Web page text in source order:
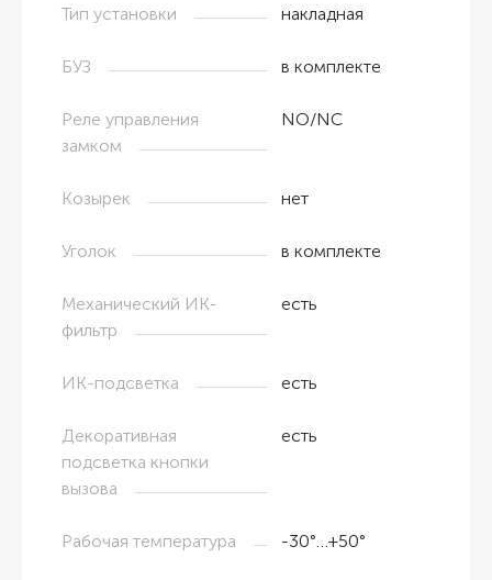
Тип установки накладная
БУЗ в комплекте
Реле управления
замком
NO/NC
Козырек нет
Уголок в комплекте
Механический ИК-
фильтр
есть
ИК-подсветка есть
Декоративная
подсветка кнопки
вызова
есть
Рабочая температура -30°…+50°